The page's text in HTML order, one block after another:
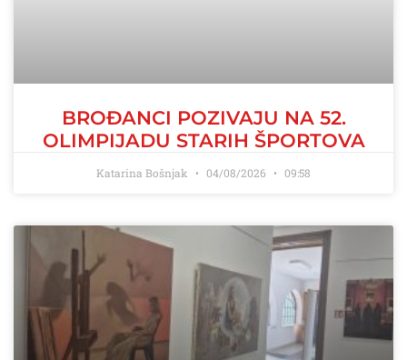
BROĐANCI POZIVAJU NA 52.
OLIMPIJADU STARIH ŠPORTOVA
Katarina Bošnjak 04/08/2026 09:58